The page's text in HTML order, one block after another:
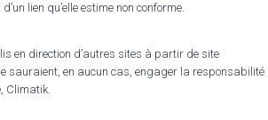
lien qu’elle estime non conforme.
en direction d’autres sites à partir de site
sauraient, en aucun cas, engager la responsabilité
Climatik.